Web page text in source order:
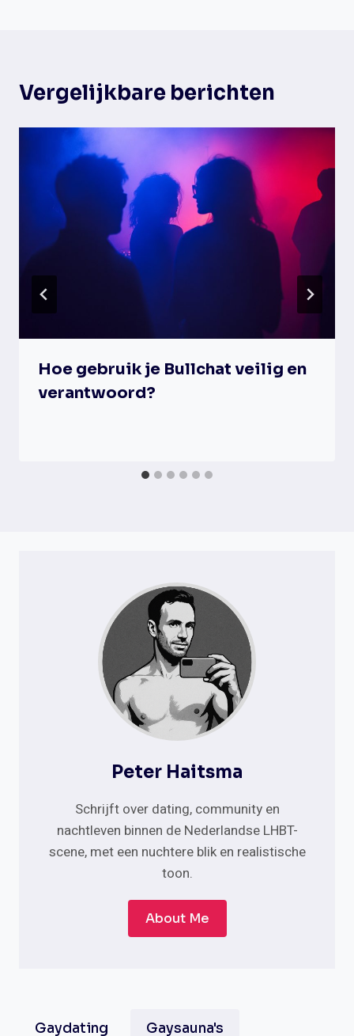
Vergelijkbare berichten
Hoe gebruik je Bullchat veilig en
verantwoord?
Peter Haitsma
Schrijft over dating, community en
nachtleven binnen de Nederlandse LHBT-
scene, met een nuchtere blik en realistische
toon.
About Me
Gaydating Gaysauna's